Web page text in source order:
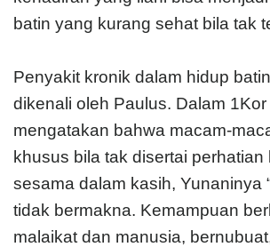
batin yang kurang sehat bila tak
Penyakit kronik dalam hidup
dikenali oleh Paulus. Dalam
mengatakan bahwa macam-
khusus bila tak disertai perhatian
sesama dalam kasih, Yunaninya
tidak bermakna. Kemampuan
malaikat dan manusia,